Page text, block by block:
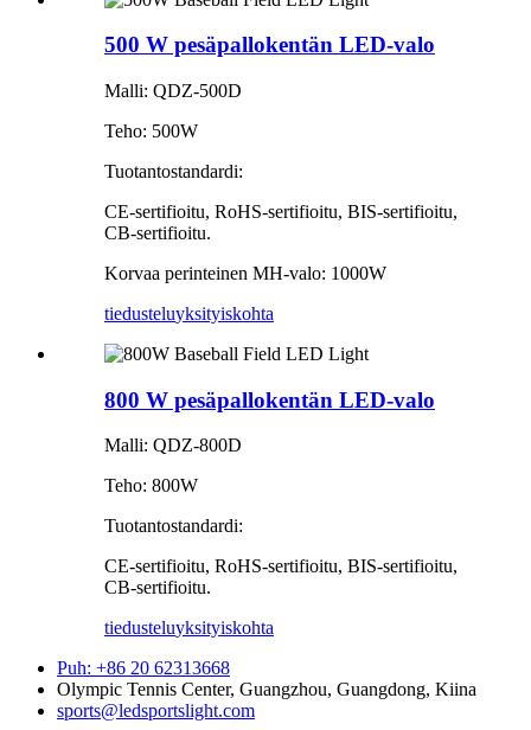
500 W pesäpallokentän LED-valo
Malli: QDZ-500D
Teho: 500W
Tuotantostandardi:
CE-sertifioitu, RoHS-sertifioitu, BIS-sertifioitu,
CB-sertifioitu.
Korvaa perinteinen MH-valo: 1000W
tiedusteluyksityiskohta
800 W pesäpallokentän LED-valo
Malli: QDZ-800D
Teho: 800W
Tuotantostandardi:
CE-sertifioitu, RoHS-sertifioitu, BIS-sertifioitu,
CB-sertifioitu.
tiedusteluyksityiskohta
Puh: +86 20 62313668
Olympic Tennis Center, Guangzhou, Guangdong, Kiina
sports@ledsportslight.com